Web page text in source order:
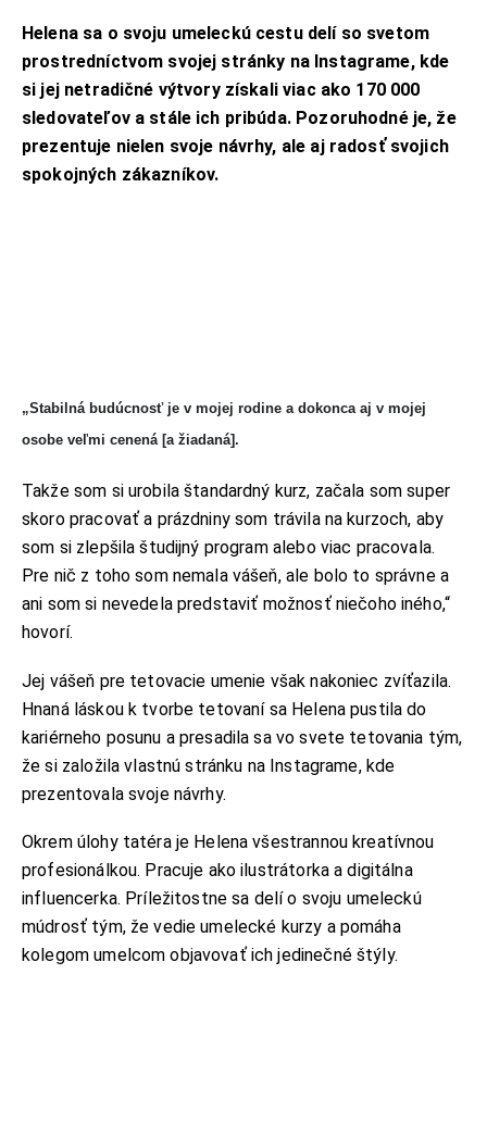
Helena sa o svoju umeleckú cestu delí so svetom
prostredníctvom svojej stránky na Instagrame, kde
si jej netradičné výtvory získali viac ako 170 000
sledovateľov a stále ich pribúda. Pozoruhodné je, že
prezentuje nielen svoje návrhy, ale aj radosť svojich
spokojných zákazníkov.
„Stabilná budúcnosť je v mojej rodine a dokonca aj v mojej
osobe veľmi cenená [a žiadaná].
Takže som si urobila štandardný kurz, začala som super
skoro pracovať a prázdniny som trávila na kurzoch, aby
som si zlepšila študijný program alebo viac pracovala.
Pre nič z toho som nemala vášeň, ale bolo to správne a
ani som si nevedela predstaviť možnosť niečoho iného,“
hovorí.
Jej vášeň pre tetovacie umenie však nakoniec zvíťazila.
Hnaná láskou k tvorbe tetovaní sa Helena pustila do
kariérneho posunu a presadila sa vo svete tetovania tým,
že si založila vlastnú stránku na Instagrame, kde
prezentovala svoje návrhy.
Okrem úlohy tatéra je Helena všestrannou kreatívnou
profesionálkou. Pracuje ako ilustrátorka a digitálna
influencerka. Príležitostne sa delí o svoju umeleckú
múdrosť tým, že vedie umelecké kurzy a pomáha
kolegom umelcom objavovať ich jedinečné štýly.